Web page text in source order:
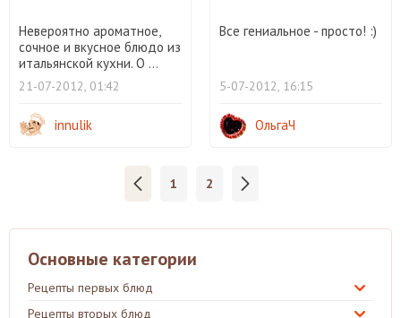
Невероятно ароматное,
сочное и вкусное блюдо из
итальянской кухни. О ...
21-07-2012, 01:42
innulik
Все гениальное - просто! :)
5-07-2012, 16:15
ОльгаЧ
1 2
Основные категории
Рецепты первых блюд
Рецепты вторых блюд